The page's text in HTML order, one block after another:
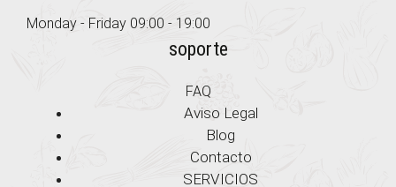
Monday - Friday 09:00 - 19:00
soporte
FAQ
Aviso Legal
Blog
Contacto
SERVICIOS